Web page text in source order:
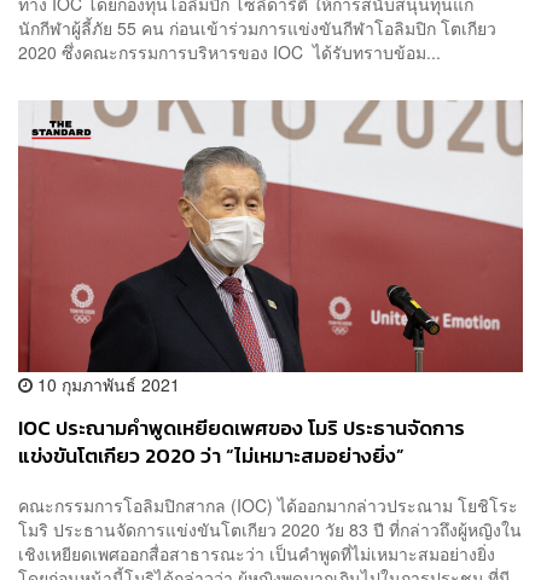
นักกีฬาผู้ลี้ภัย 55 คน ก่อนเข้าร่วมการแข่งขันกีฬาโอลิมปิก โตเกียว
2020 ซึ่งคณะกรรมการบริหารของ IOC ได้รับทราบข้อม...
10 กุมภาพันธ์ 2021
IOC ประณามคำพูดเหยียดเพศของ โมริ ประธานจัดการ
แข่งขันโตเกียว 2020 ว่า “ไม่เหมาะสมอย่างยิ่ง”
คณะกรรมการโอลิมปิกสากล (IOC) ได้ออกมากล่าวประณาม โยชิโระ
โมริ ประธานจัดการแข่งขันโตเกียว 2020 วัย 83 ปี ที่กล่าวถึงผู้หญิงใน
เชิงเหยียดเพศออกสื่อสาธารณะว่า เป็นคำพูดที่ไม่เหมาะสมอย่างยิ่ง